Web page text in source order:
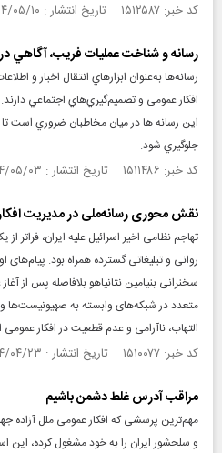
کد خبر: ۱۵۱۲۵۸۷ تاریخ انتشار : ۱۴۰۴/۰۵/۱۰
رسانه و شناخت عمليات فريب، آگاهي
رسانه‌ها به‌عنوان ابزارهاي انتقال اخبار و
افکار عمومی و تصميم‌گيري‌هاي اجتماعي
اين رسانه ها در ميان مخاطبان ضروري است
جلوگيري شود.
کد خبر: ۱۵۱۱۴۸۶ تاریخ انتشار : ۱۴۰۴/۰۵/۰۳
نقش محوری رسانه‌ملی در مدیریت
تهاجم نظامی اخیر اسرائیل علیه ایران،
روانی و تبلیغاتی گسترده همراه بود. پیام‌های
سخنرانی بنیامین نتانیاهو بلافاصله پس از
متعدد در شبکه‌های وابسته به صهیونیست‌ها
التهاب، ناآرامی و عدم قطعیت در افکار
کد خبر: ۱۵۱۰۰۷۷ تاریخ انتشار : ۱۴۰۴/۰۴/۲۳
مراقب آدرس غلط دشمن باشیم
مهم‌ترین پرسشی که افکار عمومی ملل آزاده
و سلحشور ایران را به خود مشغول کرده، این